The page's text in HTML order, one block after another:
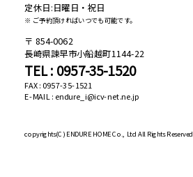
定休日:日曜日・祝日
※ ご予約頂ければいつでも可能です。
854-0062
長崎県諫早市小船越町1144-22
TEL : 0957-35-1520
FAX : 0957-35-1521
E-MAIL : endure_i@icv-net.ne.jp
copyrights(C)ENDURE HOME Co., Ltd All Rights Reserved.